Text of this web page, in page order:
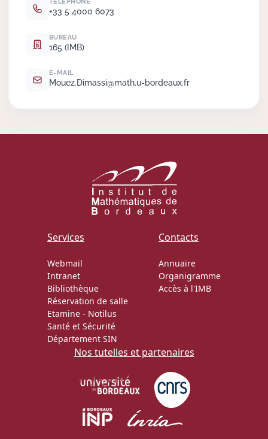
+33 5 4000 6073
BUREAU
165 (IMB)
E-MAIL
Mouez.Dimassi@math.u-bordeaux.fr
Services
Webmail
Intranet
Bibliothèque
Réservation de salle
Etamine - Notilus
Santé et Sécurité
Département SIN
Contacts
Annuaire
Organigramme
Accès à l'IMB
Nos tutelles et partenaires